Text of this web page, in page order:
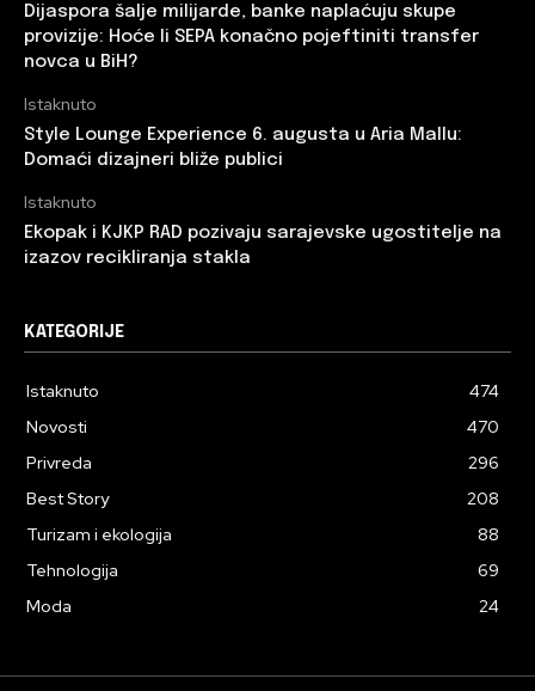
Dijaspora šalje milijarde, banke naplaćuju skupe
provizije: Hoće li SEPA konačno pojeftiniti transfer
novca u BiH?
Istaknuto
Style Lounge Experience 6. augusta u Aria Mallu:
Domaći dizajneri bliže publici
Istaknuto
Ekopak i KJKP RAD pozivaju sarajevske ugostitelje na
izazov recikliranja stakla
KATEGORIJE
Istaknuto
474
Novosti
470
Privreda
296
Best Story
208
Turizam i ekologija
88
Tehnologija
69
Moda
24